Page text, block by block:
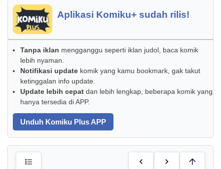
Aplikasi Komiku+ sudah rilis!
Tanpa iklan mengganggu seperti iklan judol, baca komik
lebih nyaman.
Notifikasi update komik yang kamu bookmark, gak takut
ketinggalan info update.
Update lebih cepat dan lebih lengkap, beberapa komik yang
hanya tersedia di APP.
Unduh Komiku Plus APP